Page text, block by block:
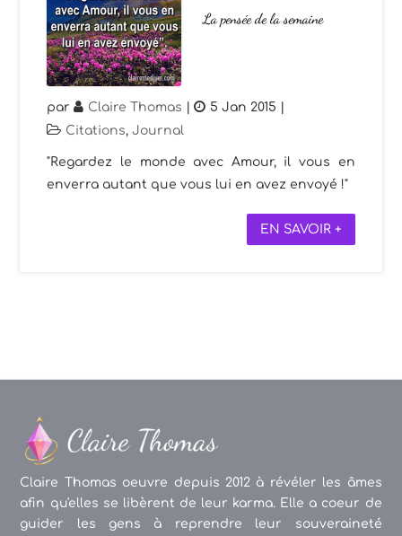
La pensée de la semaine
par Claire Thomas | 5 Jan 2015 |
Citations,Journal
"Regardez le monde avec Amour, il vous en
enverra autant que vous lui en avez envoyé !"
EN SAVOIR +
Claire Thomas oeuvre depuis 2012 à révéler les âmes
afin qu'elles se libèrent de leur karma. Elle a coeur de
guider les gens à reprendre leur souveraineté